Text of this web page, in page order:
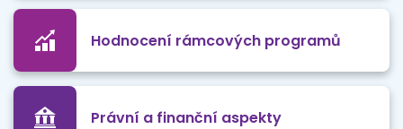
Hodnocení rámcových programů
Právní a finanční aspekty